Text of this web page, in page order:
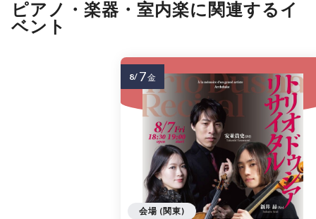
ピアノ・楽器・室内楽に関連するイ
ベント
会場 (関東)
8/ 7金